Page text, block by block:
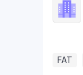
FAT